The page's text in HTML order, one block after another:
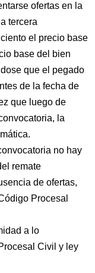
ofertas en la
tercera
el precio base
base del bien
que el pegado
de la fecha de
que luego de
la
no hay
remate
de ofertas,
Procesal
a lo
Civil y ley